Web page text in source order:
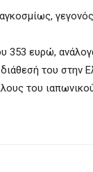
γεγονός
ευρώ,
του στην
του